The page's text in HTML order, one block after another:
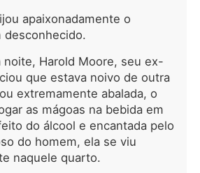
era um conto de fadas. Por dez anos,
ela suportou a humilhação de não ter
companheira, apenas lençóis frios e
olhares mais frios ainda. Quando sua
irmã perfeita voltou, na mesma noite
em que o Kieran pediu o divórcio, sua
família ficou feliz em ver seu
casamento desfeito. Seraphina não
brigou, foi embora em silêncio.
Contudo, quando o perigo surgiu,
apaixonadamente o
desconhecido.
noite, Harold Moore, seu ex-
que estava noivo de outra
extremamente abalada, o
as mágoas na bebida em
do álcool e encantada pelo
do homem, ela se viu
naquele quarto.